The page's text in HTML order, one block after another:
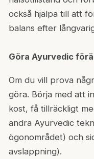
också hjälpa till att
balans efter
Göra Ayurvedic
Om du vill prova
göra. Börja med att
kost, få tillräckligt
andra Ayurvedic
ögonområdet) och
avslappning).